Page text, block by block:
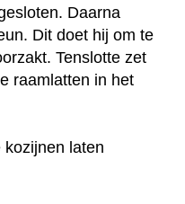
Daarna
Dit doet hij om te
Tenslotte zet
raamlatten in het
laten